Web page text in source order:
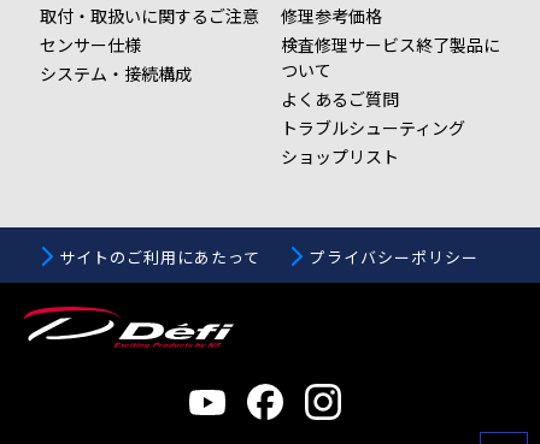
取付・取扱いに関するご注意
センサー仕様
システム・接続構成
修理参考価格
検査修理サービス終了製品に
ついて
よくあるご質問
トラブルシューティング
ショップリスト
サイトのご利用にあたって プライバシーポリシー